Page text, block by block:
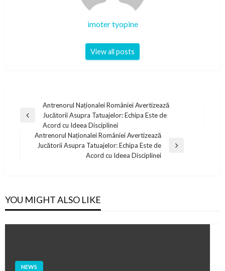
imoter tyopine
View all posts
navigation
Previous
Antrenorul Naționalei României Avertizează
Jucătorii Asupra Tatuajelor: Echipa Este de
Acord cu Ideea Disciplinei
Next
Antrenorul Naționalei României Avertizează
Jucătorii Asupra Tatuajelor: Echipa Este de
Acord cu Ideea Disciplinei
YOU MIGHT ALSO LIKE
NEWS